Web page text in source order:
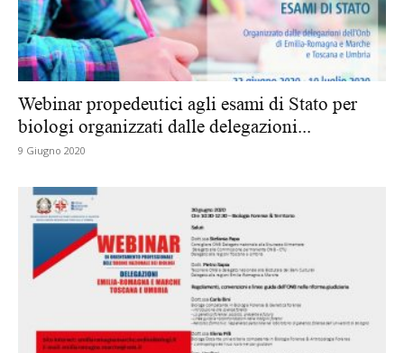
Webinar propedeutici agli esami di Stato per
biologi organizzati dalle delegazioni...
9 Giugno 2020